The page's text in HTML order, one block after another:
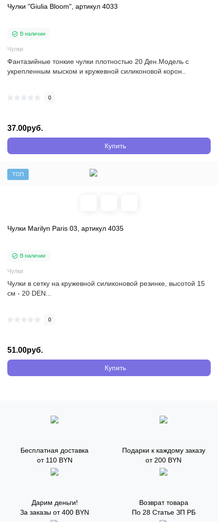
Чулки "Giulia Bloom", артикул 4033
В наличии
Чулки
Фантазийные тонкие чулки плотностью 20 Ден.Модель с
укрепленным мыском и кружевной силиконовой корон..
0
37.00руб.
Купить
ТОП
Чулки Marilyn Paris 03, артикул 4035
В наличии
Чулки
Чулки в сетку на кружевной силиконовой резинке, высотой 15
см - 20 DEN...
0
51.00руб.
Купить
Бесплатная доставка
от 110 BYN
Подарки к каждому заказу
от 200 BYN
Дарим деньги!
За заказы от 400 BYN
Возврат товара
По 28 Статье ЗП РБ